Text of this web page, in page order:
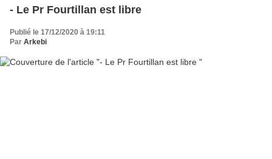
- Le Pr Fourtillan est libre
Publié le 17/12/2020 à 19:11
Par Arkebi